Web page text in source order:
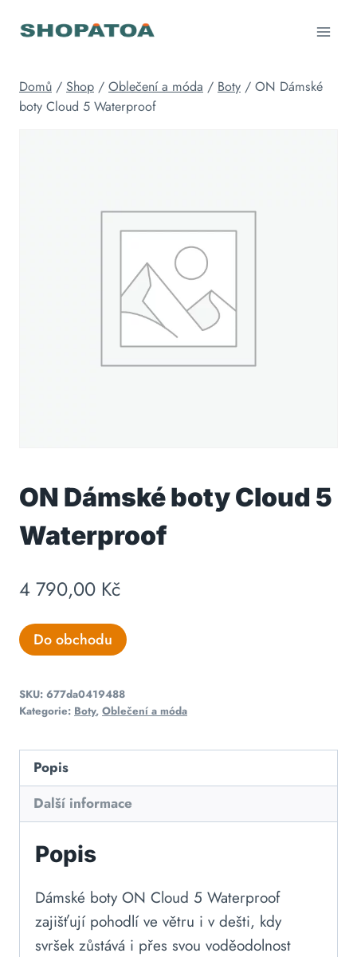
Domů / Shop / Oblečení a móda / Boty / ON Dámské
boty Cloud 5 Waterproof
ON Dámské boty Cloud 5
Waterproof
4 790,00 Kč
Do obchodu
SKU: 677da0419488
Kategorie: Boty, Oblečení a móda
Popis
Další informace
Popis
Dámské boty ON Cloud 5 Waterproof
zajišťují pohodlí ve větru i v dešti, kdy
svršek zůstává i přes svou voděodolnost